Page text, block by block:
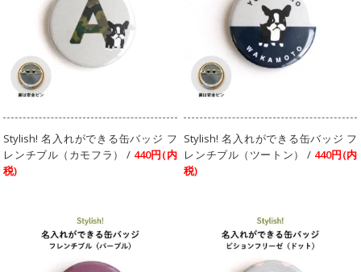
Stylish! 名入れができる缶バッジ フ
レンチブル（カモフラ） / 440円(内
税)
Stylish! 名入れができる缶バッジ フ
レンチブル（ツートン） / 440円(内
税)